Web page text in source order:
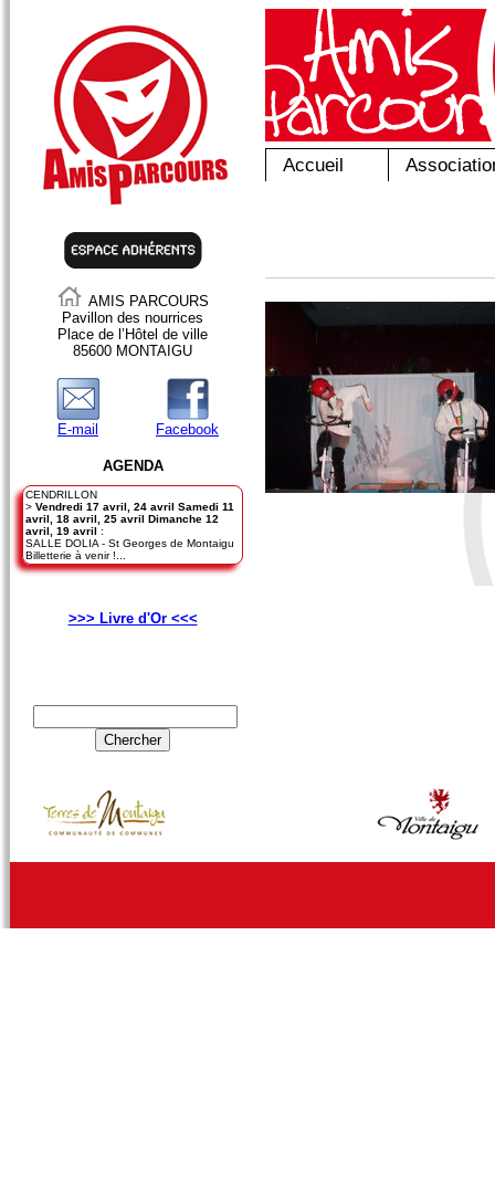
Accueil
AMIS PARCOURS
Pavillon des nourrices
Place de l’Hôtel de ville
85600 MONTAIGU
E-mail Facebook
AGENDA
CENDRILLON
> Vendredi 17 avril, 24 avril Samedi 11
avril, 18 avril, 25 avril Dimanche 12
avril, 19 avril :
SALLE DOLIA - St Georges de Montaigu
Billetterie à venir !...
>>> Livre d'Or <<<